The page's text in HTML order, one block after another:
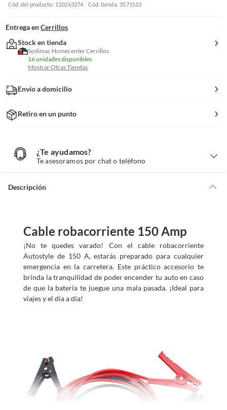
Cód. del producto: 110263274 Cód. tienda: 3571513
Entrega en Cerrillos
Stock en tienda
Sodimac Homecenter Cerrillos
16 unidades disponibles
Mostrar Otras Tiendas
Envío a domicilio
Retiro en un punto
¿Te ayudamos?
Te asesoramos por chat o teléfono
y
a
Descripción
Cable robacorriente 150 Amp
¡No te quedes varado! Con el cable robacorriente
Autostyle de 150 A, estarás preparado para cualquier
emergencia en la carretera. Este práctico accesorio te
brinda la tranquilidad de poder encender tu auto en caso
de que la batería te juegue una mala pasada. ¡Ideal para
viajes y el día a día!